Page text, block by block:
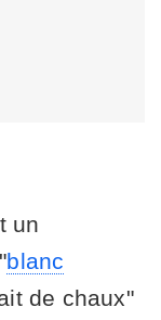
un
blanc
de chaux"